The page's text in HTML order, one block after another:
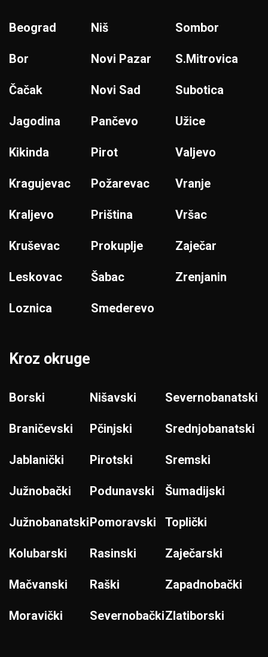
Beograd
Bor
Čačak
Jagodina
Kikinda
Kragujevac
Kraljevo
Kruševac
Leskovac
Loznica
Niš
Novi Pazar
Novi Sad
Pančevo
Pirot
Požarevac
Priština
Prokuplje
Šabac
Smederevo
Sombor
S.Mitrovica
Subotica
Užice
Valjevo
Vranje
Vršac
Zaječar
Zrenjanin
Kroz okruge
Borski
Braničevski
Jablanički
Južnobački
Južnobanatski
Kolubarski
Mačvanski
Moravički
Nišavski
Pčinjski
Pirotski
Podunavski
Pomoravski
Rasinski
Raški
Severnobački
Severnobanatski
Srednjobanatski
Sremski
Šumadijski
Toplički
Zaječarski
Zapadnobački
Zlatiborski